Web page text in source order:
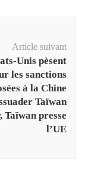
Article suivant
Unis pèsent
les sanctions
à la Chine
Taïwan
Taïwan presse
l’UE